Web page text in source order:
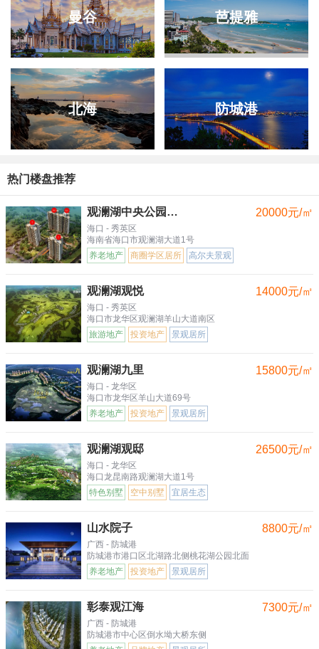
曼谷 芭提雅
北海 防城港
热门楼盘推荐
观澜湖中央公园三区
海口 - 秀英区
20000元/㎡
海南省海口市观澜湖大道1号
养老地产
商圈学区居所 高尔夫景观
观澜湖观悦
海口 - 秀英区
14000元/㎡
海口市龙华区观澜湖羊山大道南区
旅游地产
投资地产 景观居所
观澜湖九里
海口 - 龙华区
15800元/㎡
海口市龙华区羊山大道69号
养老地产
投资地产 景观居所
观澜湖观邸
海口 - 龙华区
26500元/㎡
海口龙昆南路观澜湖大道1号
特色别墅
空中别墅 宜居生态
山水院子
广西 - 防城港
8800元/㎡
防城港市港口区北湖路北侧桃花湖公园北面
养老地产
投资地产 景观居所
彰泰观江海
广西 - 防城港
7300元/㎡
防城港市中心区倒水坳大桥东侧